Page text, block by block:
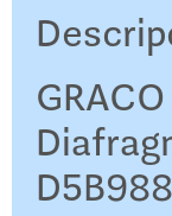
D5B988